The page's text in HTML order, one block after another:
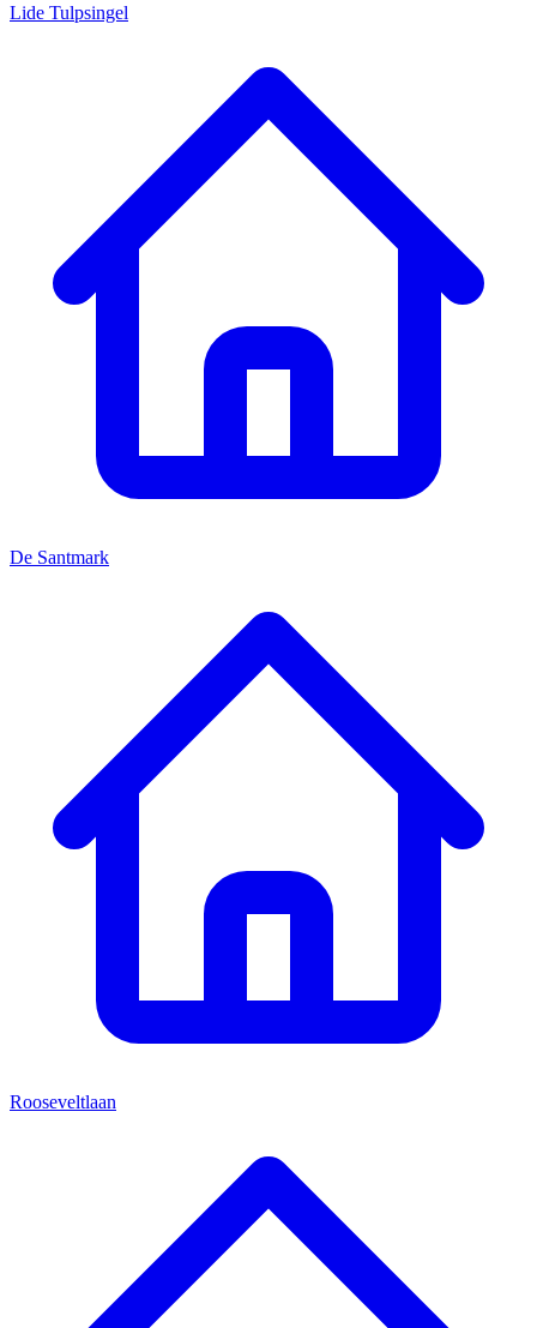
Lide Tulpsingel
De Santmark
Rooseveltlaan